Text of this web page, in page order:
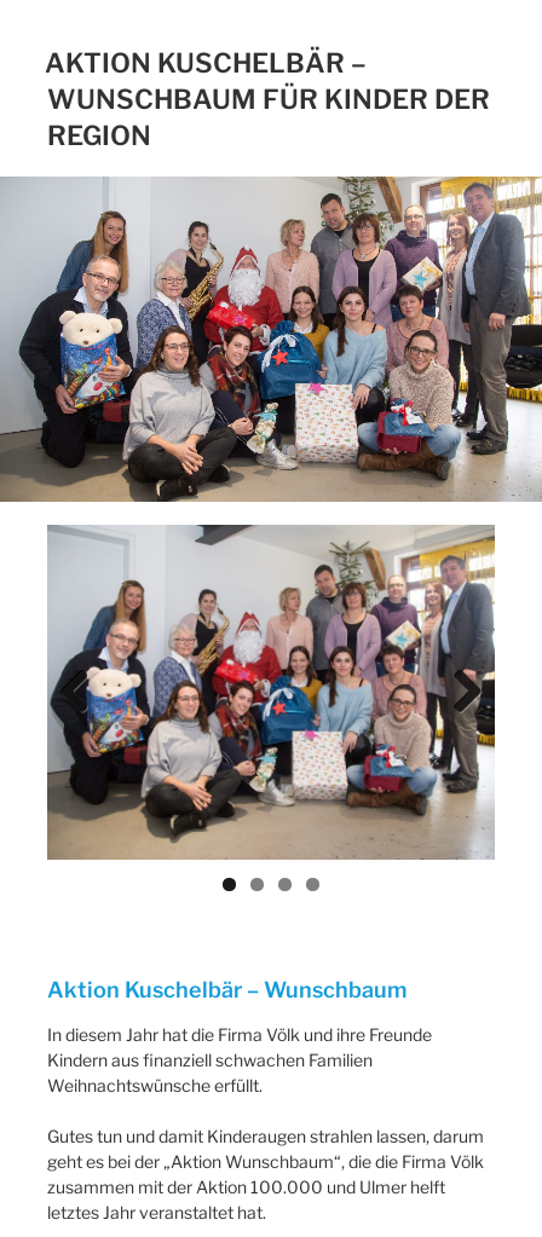
AKTION KUSCHELBÄR –
WUNSCHBAUM FÜR KINDER DER
REGION
Previ
ous
Next
Aktion Kuschelbär – Wunschbaum
In diesem Jahr hat die Firma Völk und ihre Freunde
Kindern aus finanziell schwachen Familien
Weihnachtswünsche erfüllt.
Gutes tun und damit Kinderaugen strahlen lassen, darum
geht es bei der „Aktion Wunschbaum“, die die Firma Völk
zusammen mit der Aktion 100.000 und Ulmer helft
letztes Jahr veranstaltet hat.